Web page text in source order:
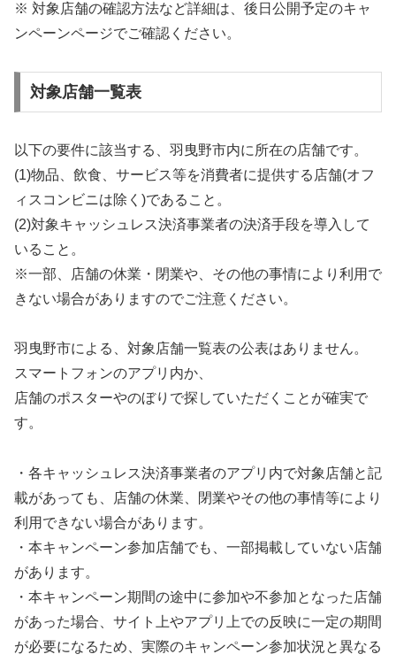
※ 対象店舗の確認方法など詳細は、後日公開予定のキャ
ンペーンページでご確認ください。
対象店舗一覧表
以下の要件に該当する、羽曳野市内に所在の店舗です。
(1)物品、飲食、サービス等を消費者に提供する店舗(オフ
ィスコンビニは除く)であること。
(2)対象キャッシュレス決済事業者の決済手段を導入して
いること。
※一部、店舗の休業・閉業や、その他の事情により利用で
きない場合がありますのでご注意ください。
羽曳野市による、対象店舗一覧表の公表はありません。
スマートフォンのアプリ内か、
店舗のポスターやのぼりで探していただくことが確実で
す。
・各キャッシュレス決済事業者のアプリ内で対象店舗と記
載があっても、店舗の休業、閉業やその他の事情等により
利用できない場合があります。
・本キャンペーン参加店舗でも、一部掲載していない店舗
があります。
・本キャンペーン期間の途中に参加や不参加となった店舗
があった場合、サイト上やアプリ上での反映に一定の期間
が必要になるため、実際のキャンペーン参加状況と異なる